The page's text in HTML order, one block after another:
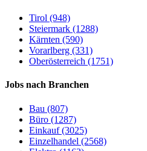
Tirol (948)
Steiermark (1288)
Kärnten (590)
Vorarlberg (331)
Oberösterreich (1751)
Jobs nach Branchen
Bau (807)
Büro (1287)
Einkauf (3025)
Einzelhandel (2568)